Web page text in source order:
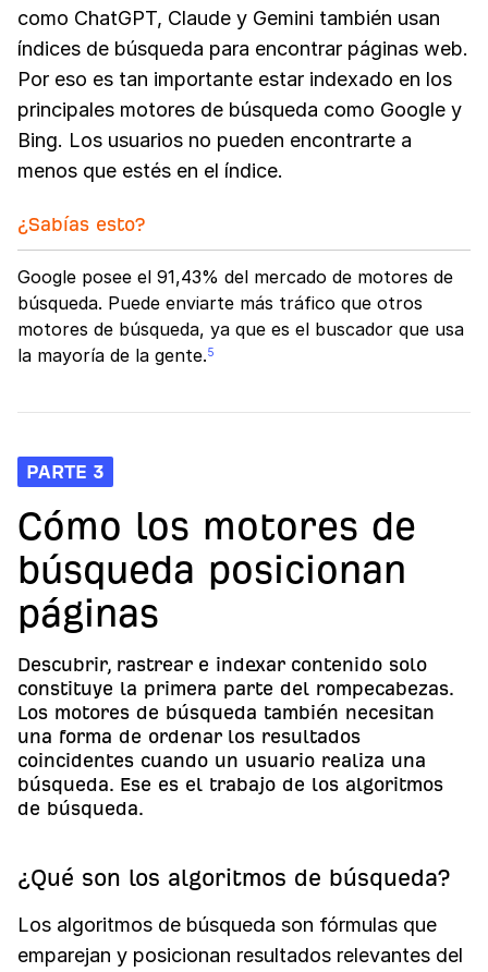
como ChatGPT, Claude y Gemini también usan
índices de búsqueda para encontrar páginas web.
Por eso es tan importante estar indexado en los
principales motores de búsqueda como Google y
Bing. Los usuarios no pueden encontrarte a
menos que estés en el índice.
¿Sabías esto?
Google posee el 91,43% del mercado de motores de
búsqueda. Puede enviarte más tráfico que otros
motores de búsqueda, ya que es el buscador que usa
la mayoría de la gente.5
PARTE 3
Cómo los motores de
búsqueda posicionan
páginas
Descubrir, rastrear e indexar contenido solo
constituye la primera parte del rompecabezas.
Los motores de búsqueda también necesitan
una forma de ordenar los resultados
coincidentes cuando un usuario realiza una
búsqueda. Ese es el trabajo de los algoritmos
de búsqueda.
¿Qué son los algoritmos de búsqueda?
Los algoritmos de búsqueda son fórmulas que
emparejan y posicionan resultados relevantes del